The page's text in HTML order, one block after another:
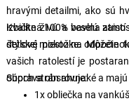
hravými detailmi, ako sú
izbičke živú a veselú
štýlové miesto na
Kvalitná 100% bavlna
detskej pokožke. Môžete
vašich ratolestí je
oboch strán rovnaké a
Súprava obsahuje:
1x obliečka na